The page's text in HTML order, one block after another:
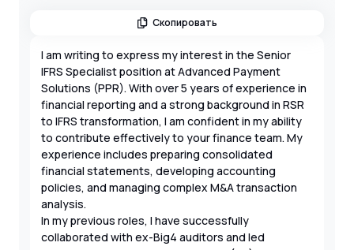
Скопировать
I am writing to express my interest in the Senior
IFRS Specialist position at Advanced Payment
Solutions (PPR). With over 5 years of experience in
financial reporting and a strong background in RSR
to IFRS transformation, I am confident in my ability
to contribute effectively to your finance team. My
experience includes preparing consolidated
financial statements, developing accounting
policies, and managing complex M&A transaction
analysis.
In my previous roles, I have successfully
collaborated with ex-Big4 auditors and led